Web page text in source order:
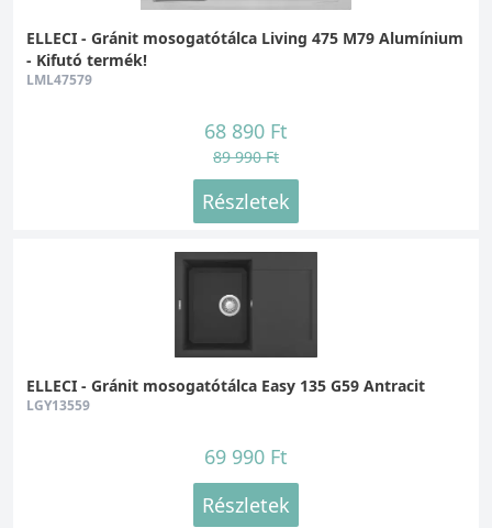
ELLECI - Gránit mosogatótálca Living 475 M79 Alumínium
- Kifutó termék!
LML47579
68 890 Ft
89 990 Ft
Részletek
ELLECI - Gránit mosogatótálca Easy 135 G59 Antracit
LGY13559
69 990 Ft
Részletek